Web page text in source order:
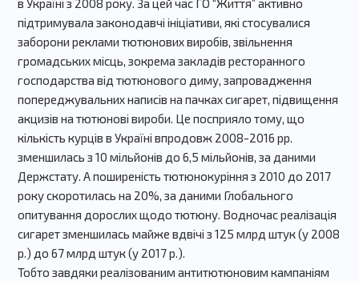
в Україні з 2008 року. За цей час ГО “Життя” активно
підтримувала законодавчі ініціативи, які стосувалися
заборони реклами тютюнових виробів, звільнення
громадських місць, зокрема закладів ресторанного
господарства від тютюнового диму, запровадження
попереджувальних написів на пачках сигарет, підвищення
акцизів на тютюнові вироби. Це посприяло тому, що
кількість курців в Україні впродовж 2008-2016 рр.
зменшилась з 10 мільйонів до 6,5 мільйонів, за даними
Держстату. А поширеність тютюнокуріння з 2010 до 2017
року скоротилась на 20%, за даними Глобального
опитування дорослих щодо тютюну. Водночас реалізація
сигарет зменшилась майже вдвічі з 125 млрд штук (у 2008
р.) до 67 млрд штук (у 2017 р.).
Тобто завдяки реалізованим антитютюновим кампаніям